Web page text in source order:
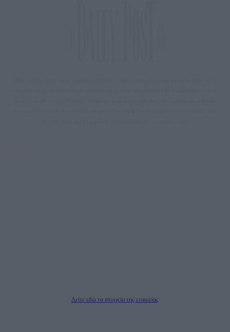
Δείτε εδώ τα στοιχεία της εταιρείας